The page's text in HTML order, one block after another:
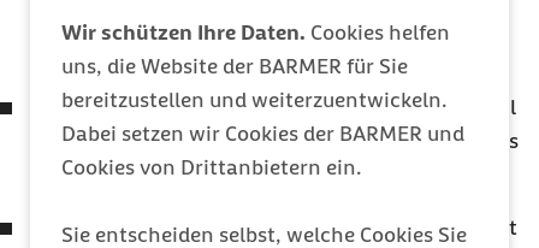
Wir schützen Ihre Daten. Cookies helfen
uns, die Website der BARMER für Sie
bereitzustellen und weiterzuentwickeln.
Dabei setzen wir Cookies der BARMER und
Cookies von Drittanbietern ein.
Sie entscheiden selbst, welche Cookies Sie
Konzentration und Motivation können spürbar
runtergehen.
Rückzug: Du sagst Treffen ab, ziehst dich sowohl
online als auch offline zurück oder hast auf vieles
einfach keine Lust mehr.
Stimmung kippt: Traurigkeit, Wut, Scham, Angst